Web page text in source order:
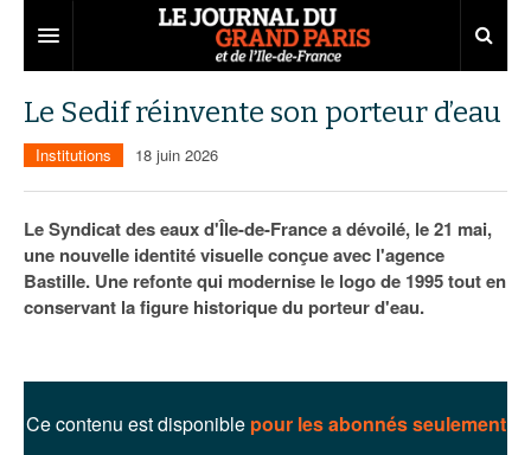
Territoires
Aménagement
Collectivités
Institutions
Entreprises
Développement économique
Emploi
Innovation
Transport
Départements
75
78
91
Carnet
Portraits
Agenda
Éditions précédentes
Le podcast
Ecouter les épisodes
Le Sedif réinvente son porteur d’eau
Institutions 18 juin 2026
Le Syndicat des eaux d'Île-de-France a dévoilé, le 21 mai,
une nouvelle identité visuelle conçue avec l'agence
Bastille. Une refonte qui modernise le logo de 1995 tout en
conservant la figure historique du porteur d'eau.
Ce contenu est disponible pour les abonnés seulement